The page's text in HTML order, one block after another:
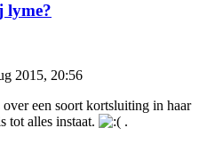
lyme?
2015, 20:56
een soort kortsluiting in haar
tot alles instaat.
.